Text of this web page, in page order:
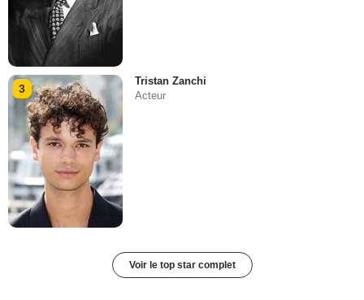
3
Tristan Zanchi
Acteur
Voir le top star complet